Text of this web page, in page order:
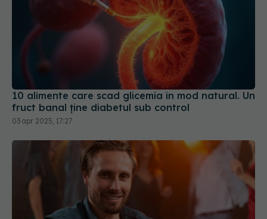
10 alimente care scad glicemia în mod natural. Un
fruct banal ține diabetul sub control